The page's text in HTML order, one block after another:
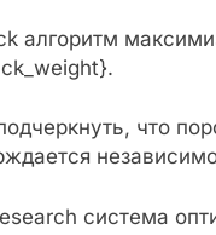
алгоритм
что
система